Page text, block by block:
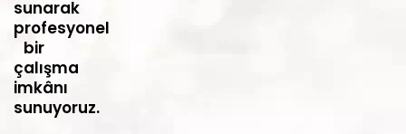
sunarak
profesyonel
bir
çalışma
imkânı
sunuyoruz.